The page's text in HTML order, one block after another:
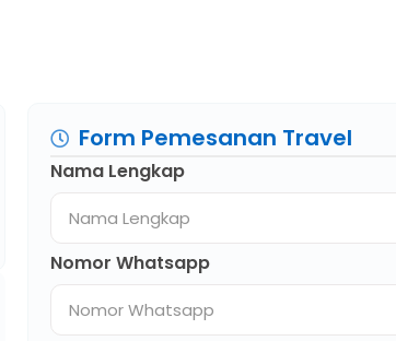
Form Pemesanan Travel
Nama Lengkap
Nomor Whatsapp